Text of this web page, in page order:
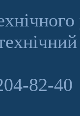
82-40